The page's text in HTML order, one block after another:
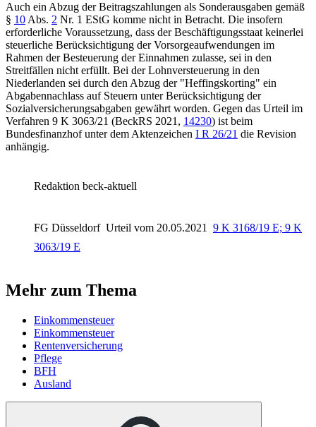
Auch ein Abzug der Beitragszahlungen als Sonderausgaben gemäß
§ 10 Abs. 2 Nr. 1 EStG komme nicht in Betracht. Die insofern
erforderliche Voraussetzung, dass der Beschäftigungsstaat keinerlei
steuerliche Berücksichtigung der Vorsorgeaufwendungen im
Rahmen der Besteuerung der Einnahmen zulasse, sei in den
Streitfällen nicht erfüllt. Bei der Lohnversteuerung in den
Niederlanden sei durch den Abzug der "Heffingskorting" ein
Abgabennachlass auf Steuern unter Berücksichtigung der
Sozialversicherungsabgaben gewährt worden. Gegen das Urteil im
Verfahren 9 K 3063/21 (BeckRS 2021, 14230) ist beim
Bundesfinanzhofunter dem Aktenzeichen I R 26/21 die Revision
anhängig.
Redaktion beck-aktuell
FG Düsseldorf Urteil vom 20.05.2021
9 K 3168/19 E; 9 K
3063/19 E
Mehr zum Thema
Einkommensteuer
Einkommensteuer
Rentenversicherung
Pflege
BFH
Ausland